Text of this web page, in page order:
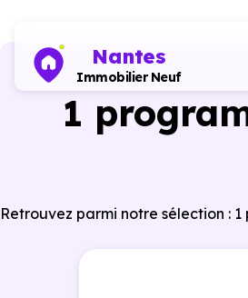
Nantes
Immobilier Neuf
1
Retrouvez parmi notre sélection :